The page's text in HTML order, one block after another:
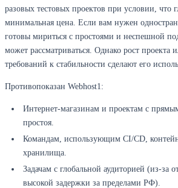
разовых тестовых проектов при условии,
минимальная цена. Если вам нужен
готовы мириться с простоями и неспешной
может рассматриваться. Однако рост проекта
требований к стабильности сделают его
Противопоказан Webhost1:
Интернет-магазинам и проектам с
простоя.
Командам, использующим CI/CD,
хранилища.
Задачам с глобальной аудиторией (из-за
высокой задержки за пределами РФ).